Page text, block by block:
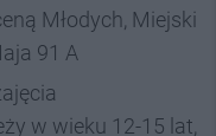
Młodych, Miejski
91 A
w wieku 12-15 lat,